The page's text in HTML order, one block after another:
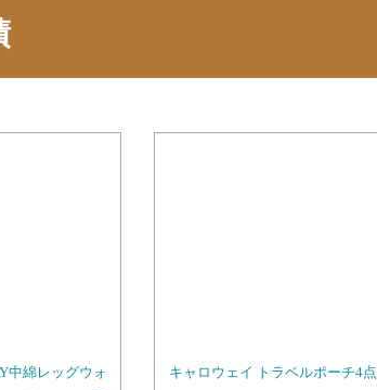
中綿レッグウォ
キャロウェイ トラベルポーチ4点